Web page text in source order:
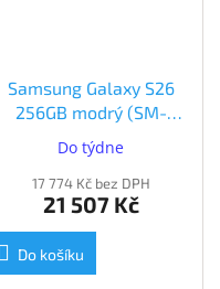
Samsung Galaxy S26
256GB modrý (SM-
S942BLBGEUE)
Do týdne
17 774 Kč bez DPH
21 507 Kč
Do košíku